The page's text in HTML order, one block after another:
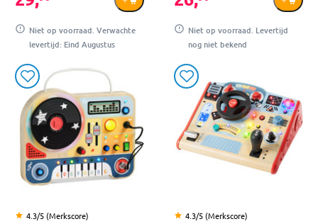
Niet op voorraad. Verwachte
levertijd: Eind Augustus
Niet op voorraad. Levertijd
nog niet bekend
4.3/5 (Merkscore) 4.3/5 (Merkscore)